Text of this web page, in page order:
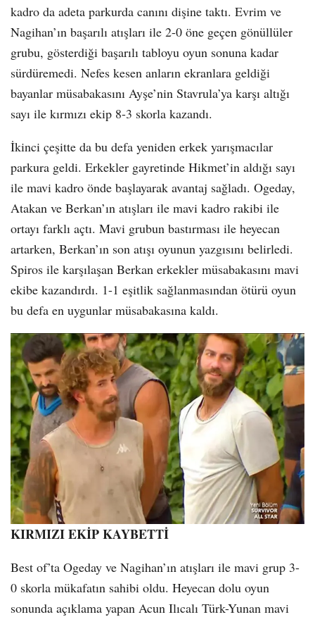
kadro da adeta parkurda canını dişine taktı. Evrim ve
Nagihan’ın başarılı atışları ile 2-0 öne geçen gönüllüler
grubu, gösterdiği başarılı tabloyu oyun sonuna kadar
sürdüremedi. Nefes kesen anların ekranlara geldiği
bayanlar müsabakasını Ayşe’nin Stavrula’ya karşı altığı
sayı ile kırmızı ekip 8-3 skorla kazandı.
İkinci çeşitte da bu defa yeniden erkek yarışmacılar
parkura geldi. Erkekler gayretinde Hikmet’in aldığı sayı
ile mavi kadro önde başlayarak avantaj sağladı. Ogeday,
Atakan ve Berkan’ın atışları ile mavi kadro rakibi ile
ortayı farklı açtı. Mavi grubun bastırması ile heyecan
artarken, Berkan’ın son atışı oyunun yazgısını belirledi.
Spiros ile karşılaşan Berkan erkekler müsabakasını mavi
ekibe kazandırdı. 1-1 eşitlik sağlanmasından ötürü oyun
bu defa en uygunlar müsabakasına kaldı.
KIRMIZI EKİP KAYBETTİ
Best of’ta Ogeday ve Nagihan’ın atışları ile mavi grup 3-
0 skorla mükafatın sahibi oldu. Heyecan dolu oyun
sonunda açıklama yapan Acun Ilıcalı Türk-Yunan mavi